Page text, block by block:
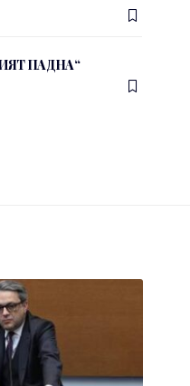
ПАДНА“